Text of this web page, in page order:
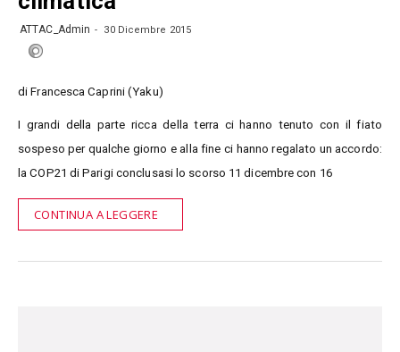
ATTAC_Admin 30 Dicembre 2015
di Francesca Caprini (Yaku)
I grandi della parte ricca della terra ci hanno tenuto con il fiato
sospeso per qualche giorno e alla fine ci hanno regalato un accordo:
la COP21 di Parigi conclusasi lo scorso 11 dicembre con 16
CONTINUA A LEGGERE